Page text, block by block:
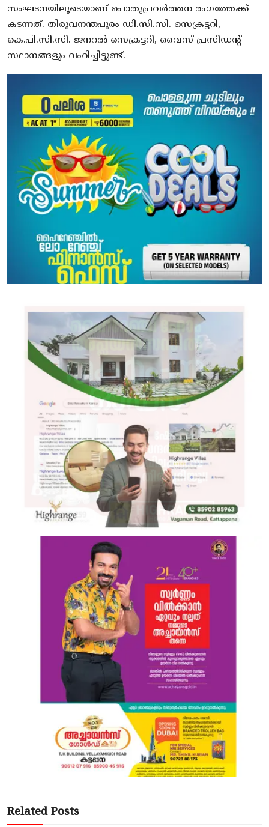
സംഘടനയിലൂടെയാണ് പൊതുപ്രവര്‍ത്തന രംഗത്തേക്ക്
കടന്നത്. തിരുവനന്തപുരം ഡി.സി.സി. സെക്രട്ടറി,
കെ.പി.സി.സി. ജനറല്‍ സെക്രട്ടറി, വൈസ് പ്രസിഡന്റ്
സ്ഥാനങ്ങളും വഹിച്ചിട്ടുണ്ട്.
Related Posts